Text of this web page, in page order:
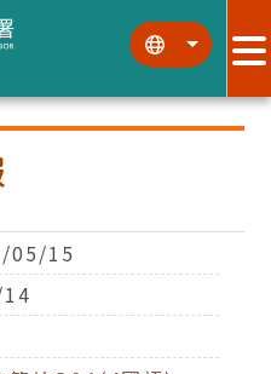
::: :::
05/15